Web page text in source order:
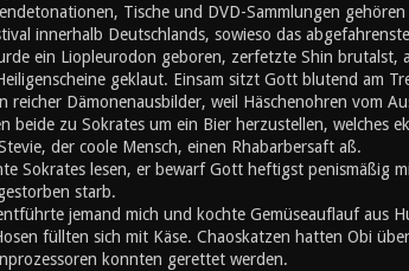
Tische und DVD-Sammlungen
innerhalb Deutschlands, sowieso das
ein Liopleurodon geboren, zerfetzte Shin brutalst,
geklaut. Einsam sitzt Gott blutend am
reicher Dämonenausbilder, weil Häschenohren vom
beide zu Sokrates um ein Bier herzustellen, welches
der coole Mensch, einen Rhabarbersaft aß.
Sokrates lesen, er bewarf Gott heftigst penismäßig
starb.
jemand mich und kochte Gemüseauflauf aus
füllten sich mit Käse. Chaoskatzen hatten Obi
konnten gerettet werden.